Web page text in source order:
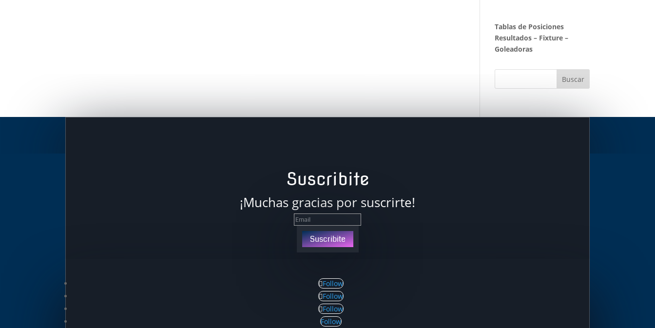
Tablas de Posiciones
Resultados – Fixture –
Goleadoras
Suscribite
¡Muchas gracias por suscrirte!
Suscribite
Follow
Follow
Follow
Follow